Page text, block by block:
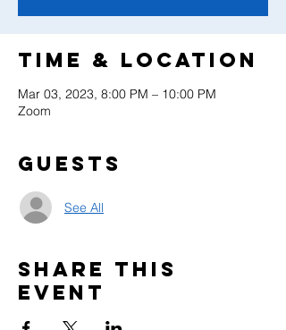
Time & Location
Mar 03, 2023, 8:00 PM – 10:00 PM
Zoom
Guests
See All
Share this
event